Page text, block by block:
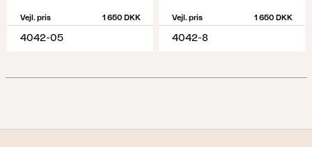
Vejl. pris 1 650 DKK
4042-05
Vejl. pris 1 650 DKK
4042-8